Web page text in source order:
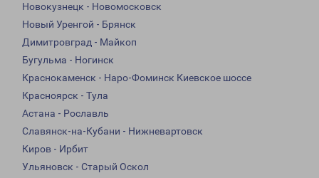
Новокузнецк - Новомосковск
Новый Уренгой - Брянск
Димитровград - Майкоп
Бугульма - Ногинск
Краснокаменск - Наро-Фоминск Киевское шоссе
Красноярск - Тула
Астана - Рославль
Славянск-на-Кубани - Нижневартовск
Киров - Ирбит
Ульяновск - Старый Оскол